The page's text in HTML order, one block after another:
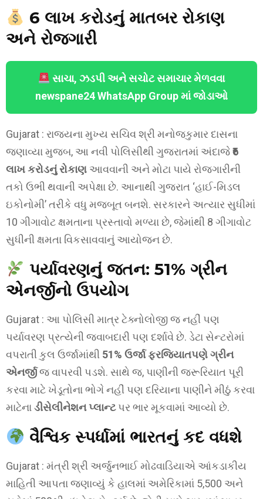
₹6 લાખ કરોડનું માતબર રોકાણ
અને રોજગારી
સાચા, ઝડપી અને સચોટ સમાચાર મેળવવા
newspane24 WhatsApp Group માં જોડાઓ
Gujarat : રાજ્યના મુખ્ય સચિવ શ્રી મનોજકુમાર દાસના
જણાવ્યા મુજબ, આ નવી પોલિસીથી ગુજરાતમાં અંદાજે₹6
લાખ કરોડનું રોકાણ આવવાની અને મોટા પાયે રોજગારીની
તકો ઉભી થવાની અપેક્ષા છે. આનાથી ગુજરાત ‘હાઈ-મિડલ
ઇકોનોમી’ તરીકે વધુ મજબૂત બનશે. સરકારને અત્યાર સુધીમાં
10 ગીગાવોટ ક્ષમતાના પ્રસ્તાવો મળ્યા છે, જેમાંથી 8 ગીગાવોટ
સુધીની ક્ષમતા વિકસાવવાનું આયોજન છે.
પર્યાવરણનું જતન: 51% ગ્રીન
એનર્જીનો ઉપયોગ
Gujarat : આ પોલિસી માત્ર ટેક્નોલોજી જ નહીં પણ
પર્યાવરણ પ્રત્યેની જવાબદારી પણ દર્શાવે છે. ડેટા સેન્ટરોમાં
વપરાતી કુલ ઉર્જામાંથી 51% ઉર્જા ફરજિયાતપણે ગ્રીન
એનર્જીજ વાપરવી પડશે. સાથે જ, પાણીની જરૂરિયાત પૂરી
કરવા માટે ખેડૂતોના ભોગે નહીં પણ દરિયાના પાણીને મીઠું કરવા
માટેનાડીસેલીનેશન પ્લાન્ટપર ભાર મૂકવામાં આવ્યો છે.
વૈશ્વિક સ્પર્ધામાં ભારતનું કદ વધશે
Gujarat : મંત્રી શ્રી અર્જુનભાઈ મોઢવાડિયાએ આંકડાકીય
માહિતી આપતા જણાવ્યું કે હાલમાં અમેરિકામાં 5,500 અને